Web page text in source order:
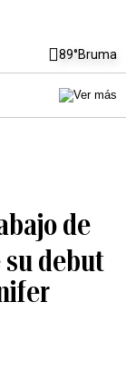
89°Bruma
de
su debut